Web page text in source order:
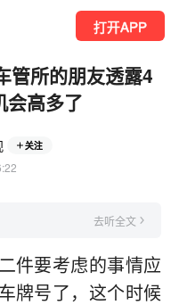
打开APP
管所的朋友透露4
会高多了
关注
去听全文
件要考虑的事情应
牌号了，这个时候